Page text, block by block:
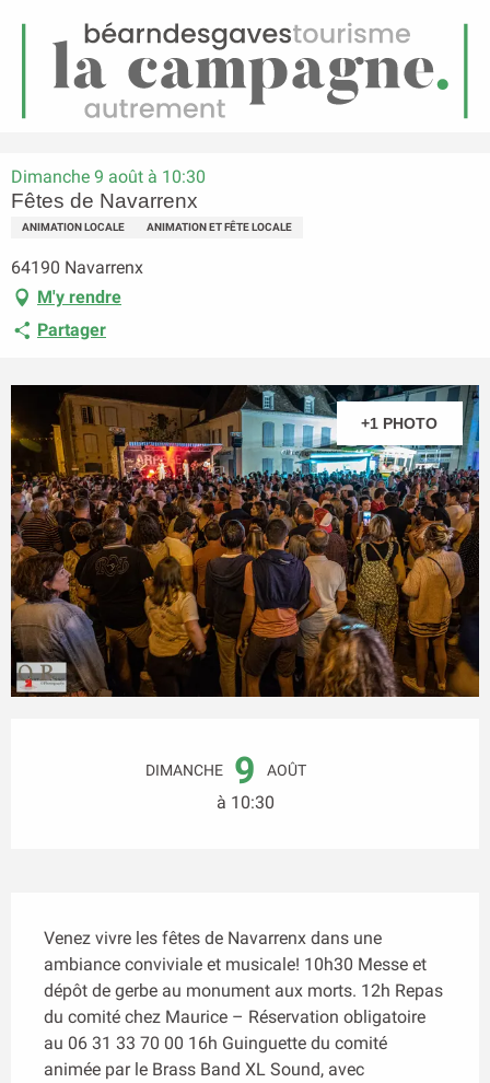
Menu
Fêtes de Navarrenx
Dimanche 9 août à 10:30
Fêtes de Navarrenx
ANIMATION LOCALE ANIMATION ET FÊTE LOCALE
64190 Navarrenx
M'y rendre
Partager
+1 PHOTO
DIMANCHE 9 AOÛT
à 10:30
Venez vivre les fêtes de Navarrenx dans une
ambiance conviviale et musicale! 10h30 Messe et
dépôt de gerbe au monument aux morts. 12h Repas
du comité chez Maurice – Réservation obligatoire
au 06 31 33 70 00 16h Guinguette du comité
animée par le Brass Band XL Sound, avec